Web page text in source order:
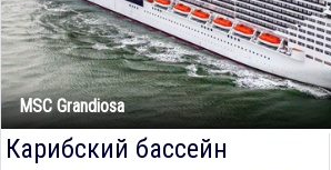
MSC Grandiosa
Карибский бассейн